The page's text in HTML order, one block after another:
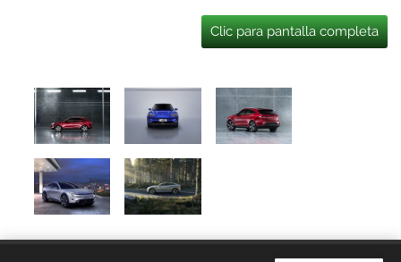
Clic para pantalla completa